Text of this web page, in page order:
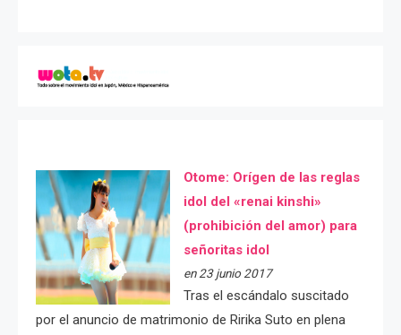
Otome: Orígen de las reglas
idol del «renai kinshi»
(prohibición del amor) para
señoritas idol
en 23 junio 2017
Tras el escándalo suscitado
por el anuncio de matrimonio de Ririka Suto en plena